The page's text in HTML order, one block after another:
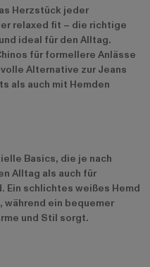
Herzstück jeder
relaxed fit – die richtige
ideal für den Alltag.
für formellere Anlässe
Alternative zur Jeans
als auch mit Hemden
Basics, die je nach
Alltag als auch für
Ein schlichtes weißes Hemd
ein bequemer
und Stil sorgt.